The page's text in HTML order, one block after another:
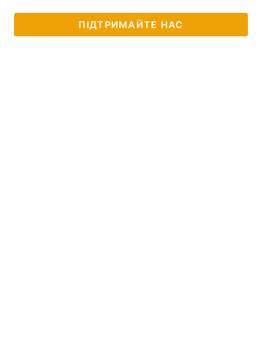
ПІДТРИМАЙТЕ НАС